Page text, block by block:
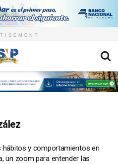
hábitos y comportamientos en
un zoom para entender las